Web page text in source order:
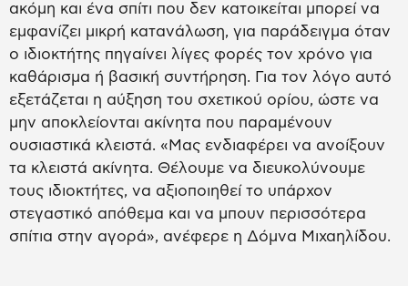
ακόμη και ένα σπίτι που δεν κατοικείται μπορεί να
εμφανίζει μικρή κατανάλωση, για παράδειγμα όταν
ο ιδιοκτήτης πηγαίνει λίγες φορές τον χρόνο για
καθάρισμα ή βασική συντήρηση. Για τον λόγο αυτό
εξετάζεται η αύξηση του σχετικού ορίου, ώστε να
μην αποκλείονται ακίνητα που παραμένουν
ουσιαστικά κλειστά. «Μας ενδιαφέρει να ανοίξουν
τα κλειστά ακίνητα. Θέλουμε να διευκολύνουμε
τους ιδιοκτήτες, να αξιοποιηθεί το υπάρχον
στεγαστικό απόθεμα και να μπουν περισσότερα
σπίτια στην αγορά», ανέφερε η Δόμνα Μιχαηλίδου.